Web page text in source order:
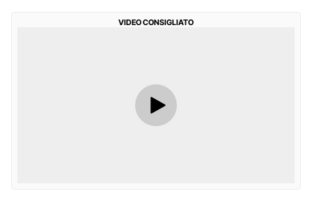
VIDEO CONSIGLIATO